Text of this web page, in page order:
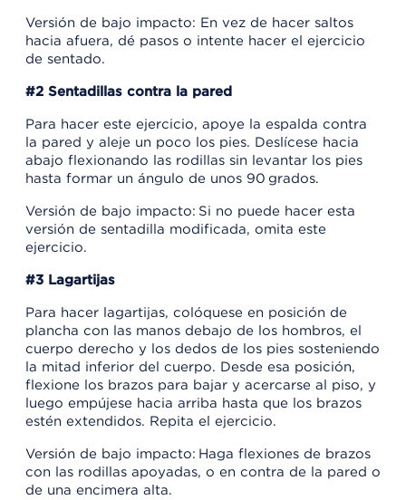
Versión de bajo impacto: En vez de hacer saltos
hacia afuera, dé pasos o intente hacer el ejercicio
de sentado.
#2 Sentadillas contra la pared
Para hacer este ejercicio, apoye la espalda contra
la pared y aleje un poco los pies. Deslícese hacia
abajo flexionando las rodillas sin levantar los pies
hasta formar un ángulo de unos 90 grados.
Versión de bajo impacto: Si no puede hacer esta
versión de sentadilla modificada, omita este
ejercicio.
#3 Lagartijas
Para hacer lagartijas, colóquese en posición de
plancha con las manos debajo de los hombros, el
cuerpo derecho y los dedos de los pies sosteniendo
la mitad inferior del cuerpo. Desde esa posición,
flexione los brazos para bajar y acercarse al piso, y
luego empújese hacia arriba hasta que los brazos
estén extendidos. Repita el ejercicio.
Versión de bajo impacto: Haga flexiones de brazos
con las rodillas apoyadas, o en contra de la pared o
de una encimera alta.